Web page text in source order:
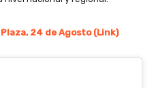
24 de Agosto (Link)